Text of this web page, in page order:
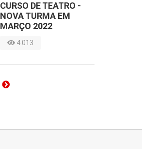
CURSO DE TEATRO -
NOVA TURMA EM
MARÇO 2022
4.013